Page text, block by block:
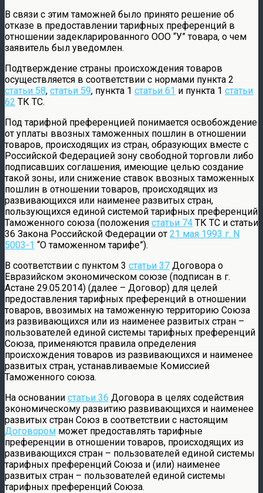
В связи с этим таможней было принято решение об
отказе в предоставлении тарифных преференций в
отношении задекларированного ООО “У” товара, о чем
заявитель был уведомлен.
Подтверждение страны происхождения товаров
осуществляется в соответствии с нормами пункта 2
статьи 58, статьи 59, пункта 1 статьи 61 и пункта 1 статьи
62 ТК ТС.
Под тарифной преференцией понимается освобождение
от уплаты ввозных таможенных пошлин в отношении
товаров, происходящих из стран, образующих вместе с
Российской Федерацией зону свободной торговли либо
подписавших соглашения, имеющие целью создание
такой зоны, или снижение ставок ввозных таможенных
пошлин в отношении товаров, происходящих из
развивающихся или наименее развитых стран,
пользующихся единой системой тарифных преференций
Таможенного союза (положения статьи 74 ТК ТС и статьи
36 Закона Российской Федерации от 21 мая 1993 г. N
5003-1 “О таможенном тарифе”).
В соответствии с пунктом 3 статьи 37 Договора о
Евразийском экономическом союзе (подписан в г.
Астане 29.05.2014) (далее – Договор) для целей
предоставления тарифных преференций в отношении
товаров, ввозимых на таможенную территорию Союза
из развивающихся или из наименее развитых стран –
пользователей единой системы тарифных преференций
Союза, применяются правила определения
происхождения товаров из развивающихся и наименее
развитых стран, устанавливаемые Комиссией
Таможенного союза.
На основании статьи 36 Договора в целях содействия
экономическому развитию развивающихся и наименее
развитых стран Союз в соответствии с настоящим
Договором может предоставлять тарифные
преференции в отношении товаров, происходящих из
развивающихся стран – пользователей единой системы
тарифных преференций Союза и (или) наименее
развитых стран – пользователей единой системы
тарифных преференций Союза.